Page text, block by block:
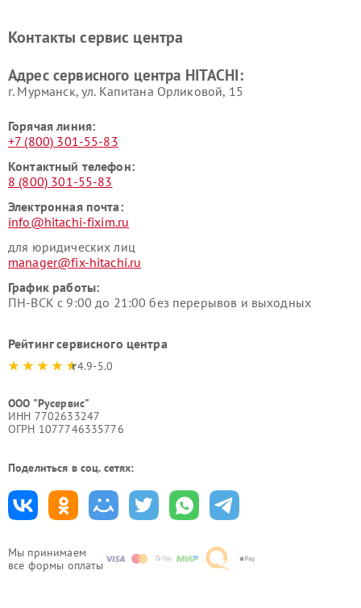
Мы принимаем
все формы оплаты
данных HITACHI
HITACHI
HITACHI
HITACHI
Контакты сервис центра
Адрес сервисного центра HITACHI:
г. Мурманск, ул. Капитана Орликовой, 15
Горячая линия:
+7 (800) 301-55-83
Контактный телефон:
8 (800) 301-55-83
Электронная почта:
info@hitachi-fixim.ru
для юридических лиц
manager@fix-hitachi.ru
График работы:
ПН-ВСК с 9:00 до 21:00 без перерывов и выходных
Рейтинг сервисного центра
4.9-5.0
ООО "Русервис"
ИНН 7702633247
ОГРН 1077746335776
Поделиться в соц. сетях: